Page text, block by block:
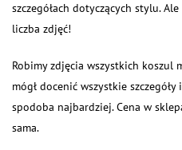
szczegółach dotyczących stylu.
liczba zdjęć!
Robimy zdjęcia wszystkich koszul
mógł docenić wszystkie
spodoba najbardziej. Cena w
sama.